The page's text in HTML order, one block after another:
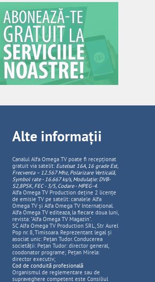
Alte informații
Canalul Alfa Omega TV poate fi recepționat
gratuit via satelit: Eutelsat 16A, 16 grade Est,
Frecventa – 12.567 Mhz, PolarizareVerticală,
Symbol rate - 16.667 ks/s, Modulație: DVB-
S2,8PSK, FEC - 3/5, Codare - MPEG-4.
Alfa Omega TV Production deține 2 licențe
de emisie TV pe satelit: canalele Alfa
Omega TV și Alfa Omega TV Internațional.
Alfa Omega TV editeaza, la fiecare doua luni,
revista: "Alfa Omega TV Magazin".
SC Alfa Omega TV Production SRL, Str Aurel
Pop nr. 8, Timisoara. Reprezentant legal și
asociat unic: Pețan Tudor. Conducerea
societății: Pețan Tudor: director general,
coodonator programe; Pețan Mirela:
director executiv;
Cod de conduită profesională
Organismul de reglementare sau de
supraveghere competent este Consiliul